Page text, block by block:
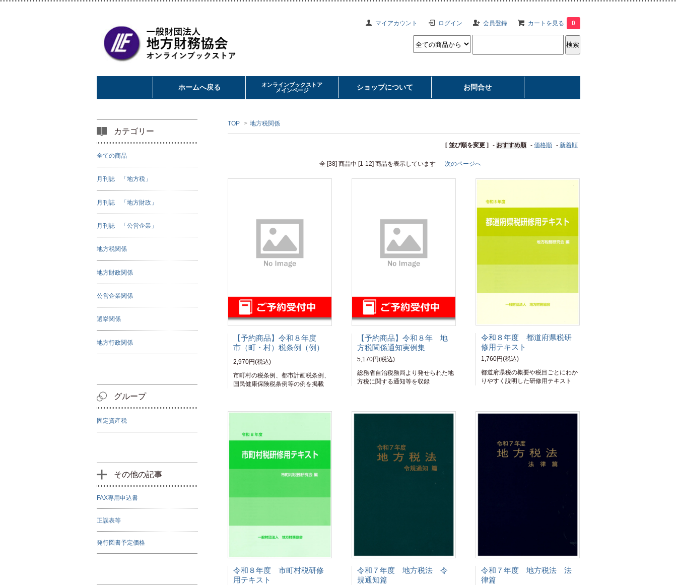
マイアカウント ログイン 会員登録 カートを見る 0
ホームへ戻る
オンラインブックストア
メインページ
ショップについて お問合せ
TOP > 地方税関係
[ 並び順を変更 ] - おすすめ順 - 価格順 - 新着順
全 [38] 商品中 [1-12] 商品を表示しています 次のページへ
【予約商品】令和８年度
市（町・村）税条例（例）
2,970円(税込)
市町村の税条例、都市計画税条例、
国民健康保険税条例等の例を掲載
【予約商品】令和８年 地
方税関係通知実例集
5,170円(税込)
総務省自治税務局より発せられた地
方税に関する通知等を収録
令和８年度 都道府県税研
修用テキスト
1,760円(税込)
都道府県税の概要や税目ごとにわか
りやすく説明した研修用テキスト
令和８年度 市町村税研修
用テキスト
令和７年度 地方税法 令
規通知篇
令和７年度 地方税法 法
律篇
カテゴリー
全ての商品
月刊誌 「地方税」
月刊誌 「地方財政」
月刊誌 「公営企業」
地方税関係
地方財政関係
公営企業関係
選挙関係
地方行政関係
グループ
固定資産税
その他の記事
FAX専用申込書
正誤表等
発行図書予定価格